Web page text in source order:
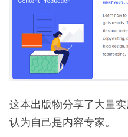
这本出版物分享了大量
认为自己是内容专家。